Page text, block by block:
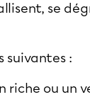
se
suivantes :
riche ou un